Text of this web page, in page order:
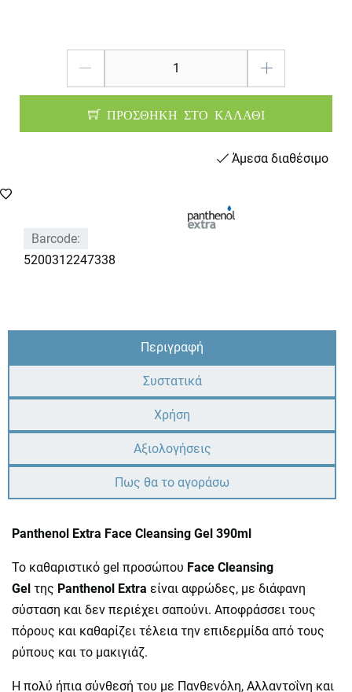
ΠΡΟΣΘΗΚΗ ΣΤΟ ΚΑΛΑΘΙ
Άμεσα διαθέσιμο
Barcode:
5200312247338
Περιγραφή
Συστατικά
Χρήση
Αξιολογήσεις
Πως θα το αγοράσω
Panthenol Extra Face Cleansing Gel 390ml
To καθαριστικό gel προσώπου Face Cleansing
Gel της Panthenol Extra είναι αφρώδες, με διάφανη
σύσταση και δεν περιέχει σαπούνι. Αποφράσσει τους
πόρους και καθαρίζει τέλεια την επιδερμίδα από τους
ρύπους και το μακιγιάζ.
Η πολύ ήπια σύνθεσή του με Πανθενόλη, Aλλαντοΐνη και